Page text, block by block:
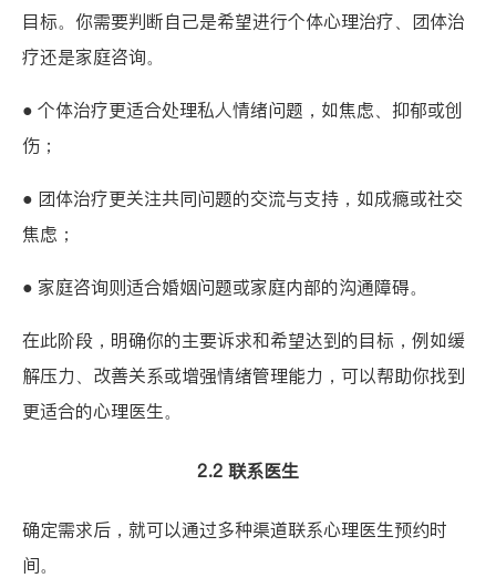
目标。你需要判断自己是希望进行个体心理治疗、团体治
疗还是家庭咨询。
● 个体治疗更适合处理私人情绪问题，如焦虑、抑郁或创
伤；
● 团体治疗更关注共同问题的交流与支持，如成瘾或社交
焦虑；
● 家庭咨询则适合婚姻问题或家庭内部的沟通障碍。
在此阶段，明确你的主要诉求和希望达到的目标，例如缓
解压力、改善关系或增强情绪管理能力，可以帮助你找到
更适合的心理医生。
2.2 联系医生
确定需求后，就可以通过多种渠道联系心理医生预约时
间。